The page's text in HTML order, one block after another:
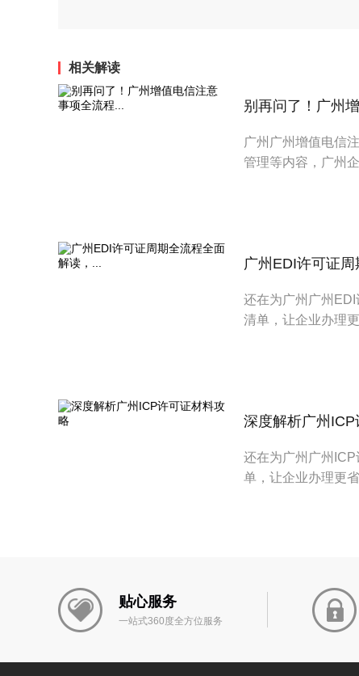
相关解读
别再问了！广州
广州广州增值电信
管理等内容，广州
广州EDI许可证
还在为广州广州
清单，让企业办理更
深度解析广州
还在为广州广州
单，让企业办理更省
贴心服务
一站式360度全方位服务